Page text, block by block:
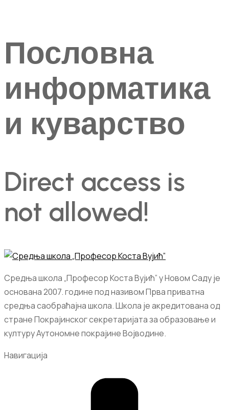
Пословна
информатика
и куварство
Direct access is
not allowed!
Средња школа „Професор Коста Вујић” у Новом Саду је
основана 2007. године под називом Прва приватна
средња саобраћајна школа. Школа је акредитована од
стране Покрајинског секретаријата за образовање и
културу Аутономне покрајине Војводине.
Навигација